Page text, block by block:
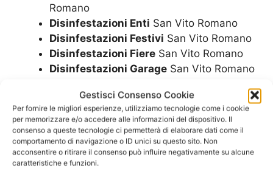
Gestisci Consenso Cookie
Per fornire le migliori esperienze, utilizziamo tecnologie come i cookie
per memorizzare e/o accedere alle informazioni del dispositivo. Il
consenso a queste tecnologie ci permetterà di elaborare dati come il
comportamento di navigazione o ID unici su questo sito. Non
acconsentire o ritirare il consenso può influire negativamente su alcune
caratteristiche e funzioni.
Romano
Disinfestazioni Enti San Vito Romano
Disinfestazioni Festivi San Vito Romano
Disinfestazioni Fiere San Vito Romano
Disinfestazioni Garage San Vito Romano
Disinfestazioni HotelSan Vito Romano
Disinfestazioni Locali CommercialiSan
Vito Romano
Disinfestazioni Locali PubbliciSan Vito
Romano